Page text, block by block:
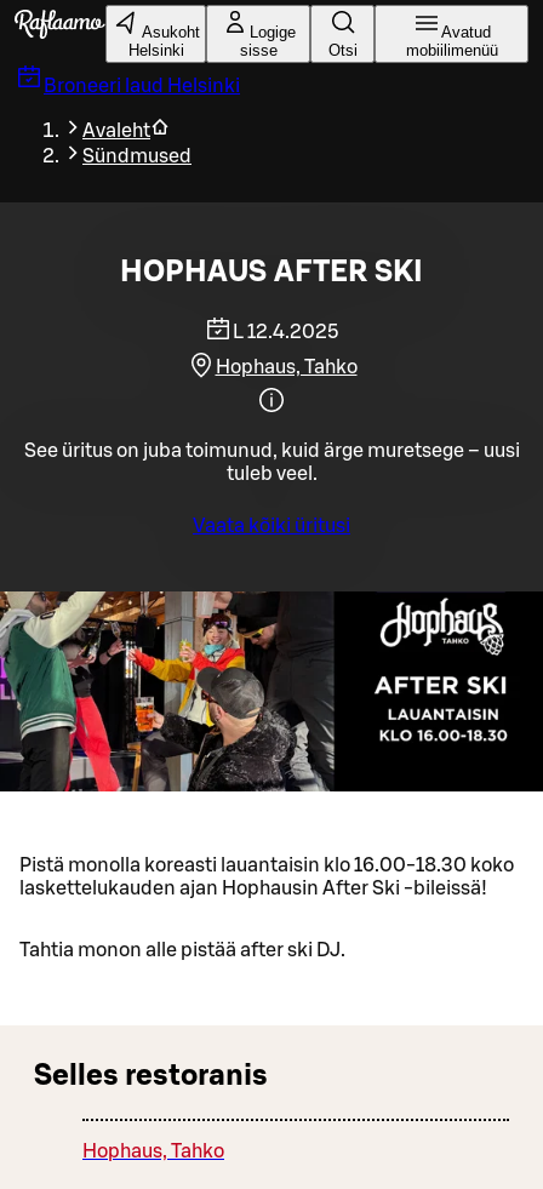
Liigu peamise sisu juurde
Asukoht
Helsinki
Logige
sisse
Otsi
Avatud
mobiilimenüü
Broneeri laud Helsinki
Avaleht
Sündmused
HOPHAUS AFTER SKI
L 12.4.2025
Hophaus, Tahko
See üritus on juba toimunud, kuid ärge muretsege – uusi
tuleb veel.
Vaata kõiki üritusi
Pistä monolla koreasti lauantaisin klo 16.00-18.30 koko
laskettelukauden ajan Hophausin After Ski -bileissä!
Tahtia monon alle pistää after ski DJ.
Selles restoranis
Hophaus, Tahko